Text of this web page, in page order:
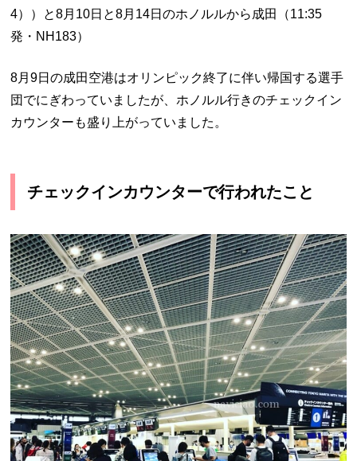
4））と8月10日と8月14日のホノルルから成田（11:35
発・NH183）
8月9日の成田空港はオリンピック終了に伴い帰国する選手
団でにぎわっていましたが、ホノルル行きのチェックイン
カウンターも盛り上がっていました。
チェックインカウンターで行われたこと